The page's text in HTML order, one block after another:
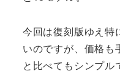
今回は復刻版ゆえ特
いのですが、価格も
と比べてもシンプ